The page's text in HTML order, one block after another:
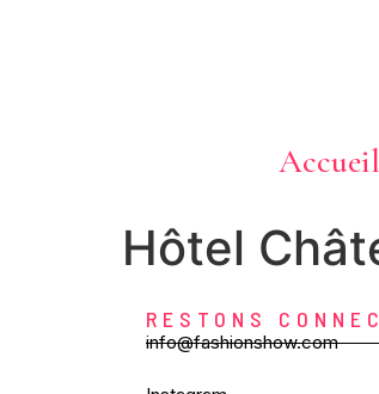
Accueil
Hôtel
RESTONS
info@fashionshow.com